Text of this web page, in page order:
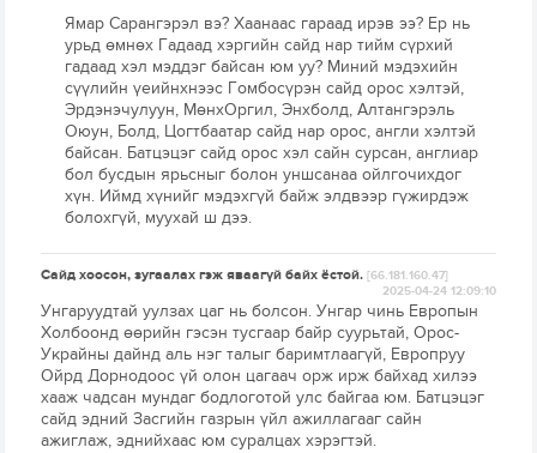
Ямар Сарангэрэл вэ? Хаанаас гараад ирэв ээ? Ер нь
урьд өмнөх Гадаад хэргийн сайд нар тийм сүрхий
гадаад хэл мэддэг байсан юм уу? Миний мэдэхийн
сүүлийн үеийнхнээс Гомбосүрэн сайд орос хэлтэй,
Эрдэнэчулуун, МөнхОргил, Энхболд, Алтангэрэль
Оюун, Болд, Цогтбаатар сайд нар орос, англи хэлтэй
байсан. Батцэцэг сайд орос хэл сайн сурсан, англиар
бол бусдын ярьсныг болон уншсанаа ойлгочихдог
хүн. Иймд хүнийг мэдэхгүй байж элдвээр гүжирдэж
болохгүй, муухай ш дээ.
Сайд хоосон, зугаалах гэж яваагүй байх ёстой.[66.181.160.47]
2025-04-24 12:09:10
Унгаруудтай уулзах цаг нь болсон. Унгар чинь Европын
Холбоонд өөрийн гэсэн тусгаар байр суурьтай, Орос-
Украйны дайнд аль нэг талыг баримтлаагүй, Европруу
Ойрд Дорнодоос үй олон цагаач орж ирж байхад хилээ
хааж чадсан мундаг бодлоготой улс байгаа юм. Батцэцэг
сайд эдний Засгийн газрын үйл ажиллагааг сайн
ажиглаж, эднийхаас юм суралцах хэрэгтэй.